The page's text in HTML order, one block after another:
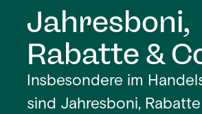
Jahresboni,
Rabatte &
Insbesondere im
sind Jahresboni,